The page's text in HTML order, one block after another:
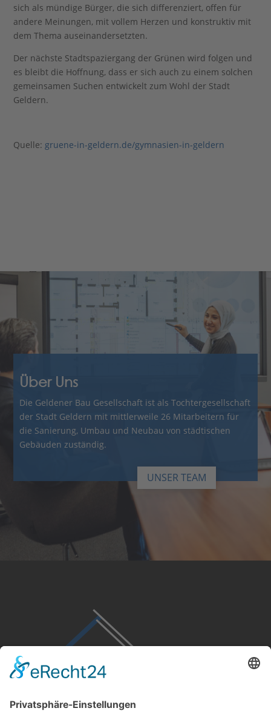
sich als mündige Bürger, die sich differenziert, offen für
andere Meinungen, mit vollem Herzen und konstruktiv mit
dem Thema auseinandersetzten.
Der nächste Stadtspaziergang der Grünen wird folgen und
es bleibt die Hoffnung, dass er sich auch zu einem solchen
gemeinsamen Suchen entwickelt zum Wohl der Stadt
Geldern.
Quelle:gruene-in-geldern.de/gymnasien-in-geldern
Über Uns
Die Geldener Bau Gesellschaft ist als Tochtergesellschaft
der Stadt Geldern mit mittlerweile 26 Mitarbeitern für
die Sanierung, Umbau und Neubau von städtischen
Gebäuden zuständig.
UNSER TEAM